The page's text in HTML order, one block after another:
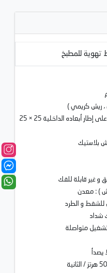
تهوية للمطبخ
ريش كريمي )
تركيب الشفاط : يتم التثبيت على إطار أبعاده الداخلية 25 × 25
بلاستيك
و غير قابلة للفك
) : معدن
للشفط و الطرد
شداد
يصدأ